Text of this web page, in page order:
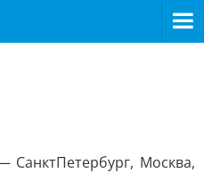
СанктПетербург, Москва,